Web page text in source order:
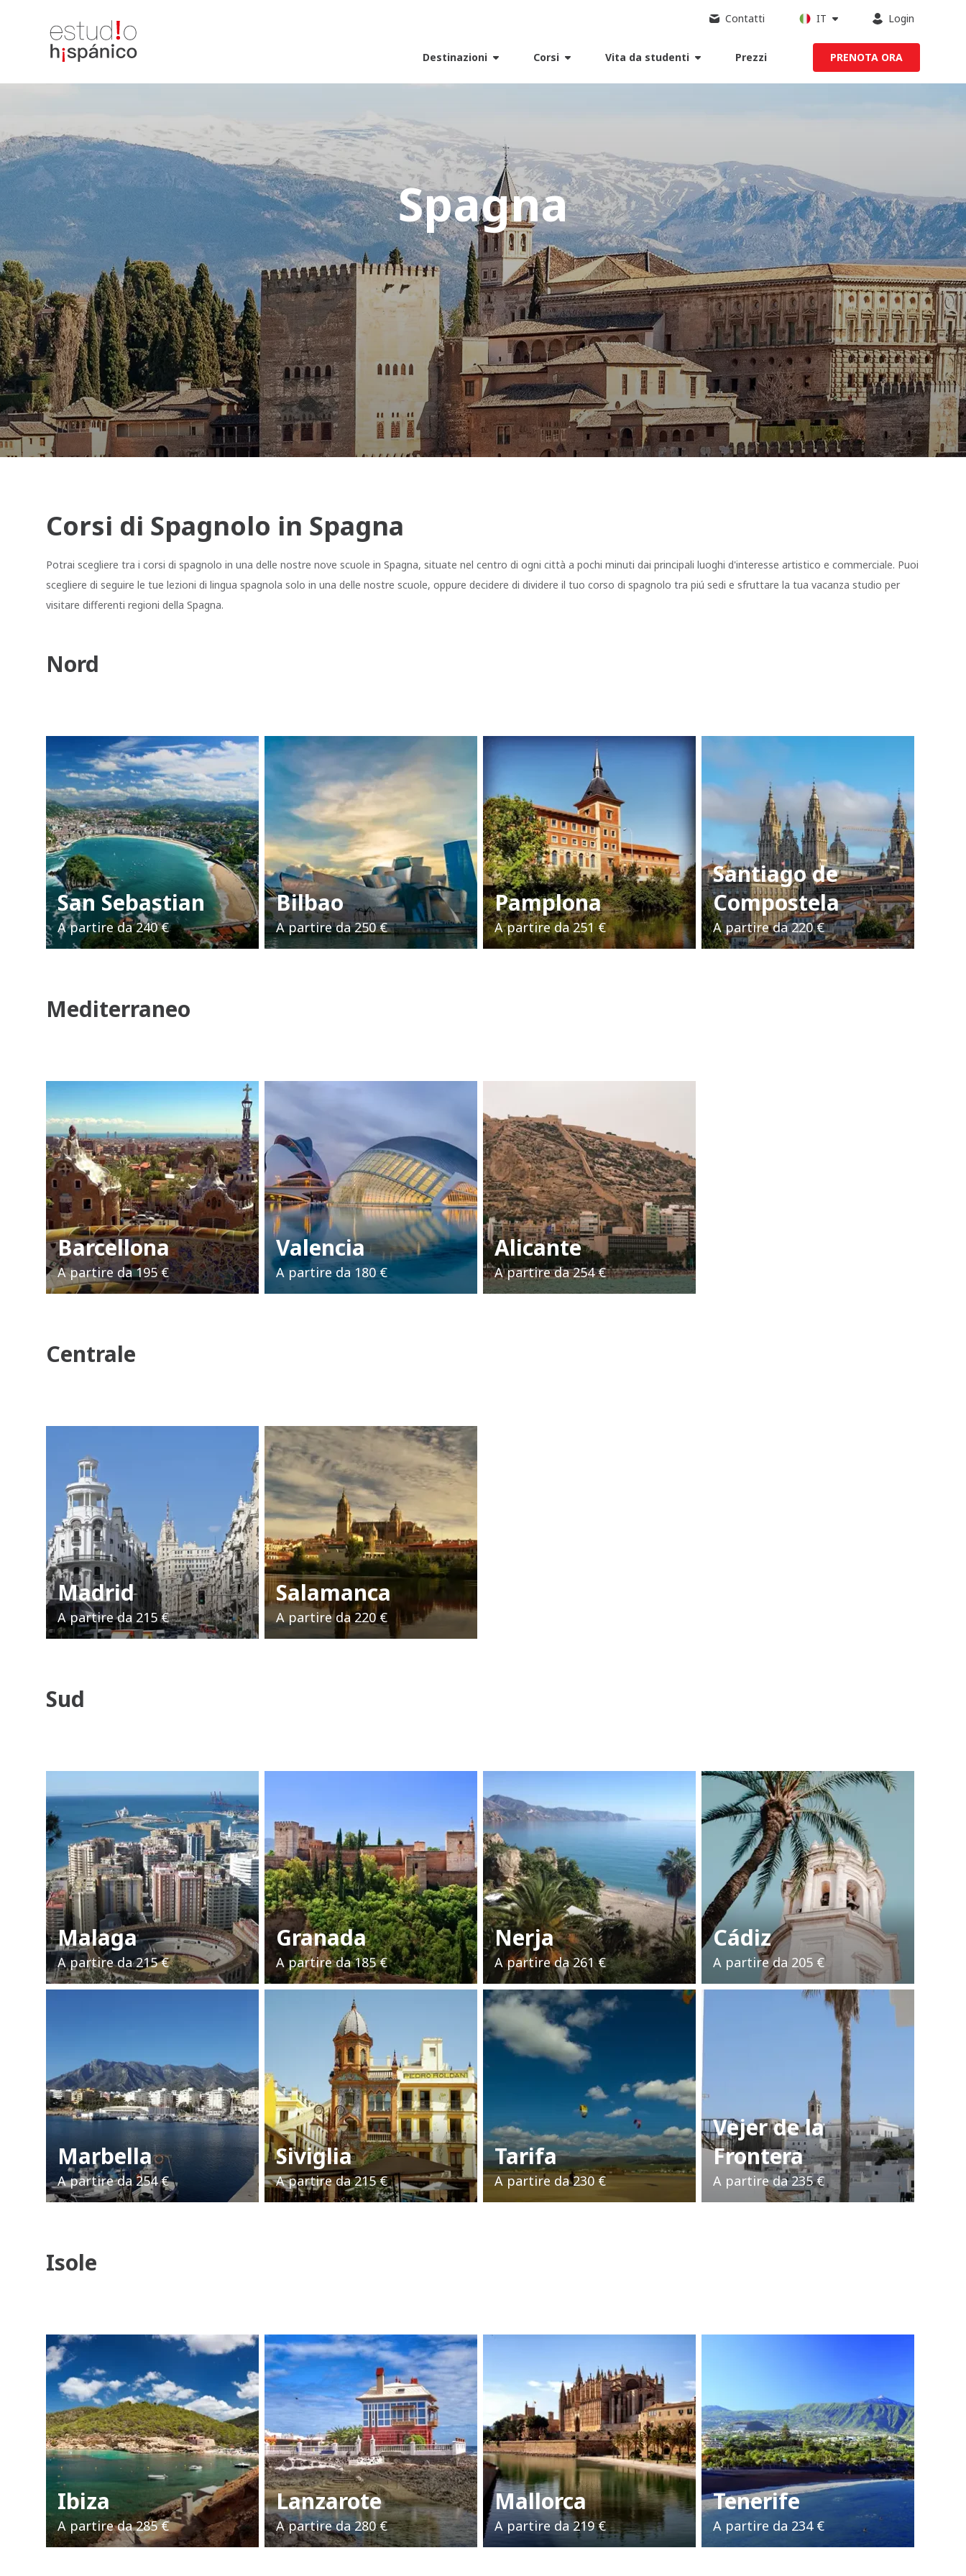
Contatti IT Login
Destinazioni Corsi Vita da studenti Prezzi PRENOTA ORA
Spagna
Corsi di Spagnolo in Spagna
Potrai scegliere tra i corsi di spagnolo in una delle nostre nove scuole in Spagna, situate nel centro di ogni città a pochi minuti dai principali luoghi d'interesse artistico e commerciale. Puoi
scegliere di seguire le tue lezioni di lingua spagnola solo in una delle nostre scuole, oppure decidere di dividere il tuo corso di spagnolo tra piú sedi e sfruttare la tua vacanza studio per
visitare differenti regioni della Spagna.
Nord
San Sebastian
A partire da240 €
Bilbao
A partire da250 €
Pamplona
A partire da251 €
Santiago de
Compostela
A partire da220 €
Mediterraneo
Barcellona
A partire da195 €
Valencia
A partire da 180 €
Alicante
A partire da254 €
Centrale
Madrid
A partire da 215 €
Salamanca
A partire da220 €
Sud
Malaga
A partire da215 €
Granada
A partire da185 €
Nerja
A partire da261 €
Cádiz
A partire da 205 €
Marbella
A partire da254 €
Siviglia
A partire da215 €
Tarifa
A partire da230 €
Vejer de la
Frontera
A partire da235 €
Isole
Ibiza
A partire da285 €
Lanzarote
A partire da280 €
Mallorca
A partire da219 €
Tenerife
A partire da 234 €